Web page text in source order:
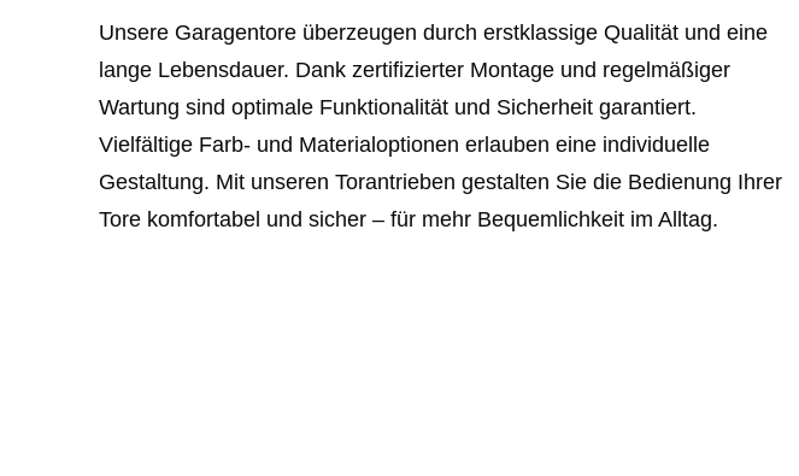
Unsere Garagentore überzeugen durch erstklassige Qualität und eine
lange Lebensdauer. Dank zertifizierter Montage und regelmäßiger
Wartung sind optimale Funktionalität und Sicherheit garantiert.
Vielfältige Farb- und Materialoptionen erlauben eine individuelle
Gestaltung. Mit unseren Torantrieben gestalten Sie die Bedienung Ihrer
Tore komfortabel und sicher – für mehr Bequemlichkeit im Alltag.